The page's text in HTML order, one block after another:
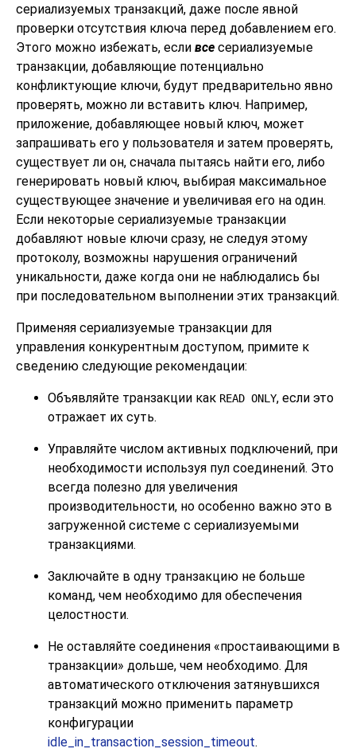
сериализуемых транзакций, даже после явной
проверки отсутствия ключа перед добавлением его.
Этого можно избежать, если все сериализуемые
транзакции, добавляющие потенциально
конфликтующие ключи, будут предварительно явно
проверять, можно ли вставить ключ. Например,
приложение, добавляющее новый ключ, может
запрашивать его у пользователя и затем проверять,
существует ли он, сначала пытаясь найти его, либо
генерировать новый ключ, выбирая максимальное
существующее значение и увеличивая его на один.
Если некоторые сериализуемые транзакции
добавляют новые ключи сразу, не следуя этому
протоколу, возможны нарушения ограничений
уникальности, даже когда они не наблюдались бы
при последовательном выполнении этих транзакций.
Применяя сериализуемые транзакции для
управления конкурентным доступом, примите к
сведению следующие рекомендации:
Объявляйте транзакции как READ ONLY, если это
отражает их суть.
Управляйте числом активных подключений, при
необходимости используя пул соединений. Это
всегда полезно для увеличения
производительности, но особенно важно это в
загруженной системе с сериализуемыми
транзакциями.
Заключайте в одну транзакцию не больше
команд, чем необходимо для обеспечения
целостности.
Не оставляйте соединения «простаивающими в
транзакции» дольше, чем необходимо. Для
автоматического отключения затянувшихся
транзакций можно применить параметр
конфигурации
idle_in_transaction_session_timeout.